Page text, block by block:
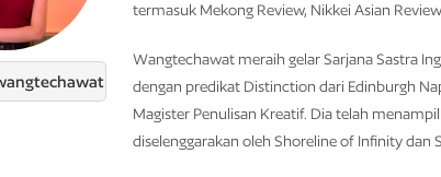
termasuk Mekong Review, Nikkei Asian
Wangtechawat meraih gelar Sarjana Sastra
dengan predikat Distinction dari Edinburgh
Magister Penulisan Kreatif. Dia telah
diselenggarakan oleh Shoreline of Infinity dan